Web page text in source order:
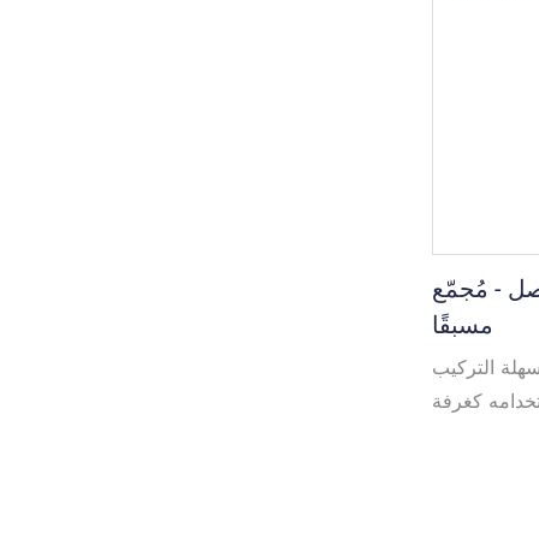
- مُجمّع
مسبقًا
التركيب
كغرفة